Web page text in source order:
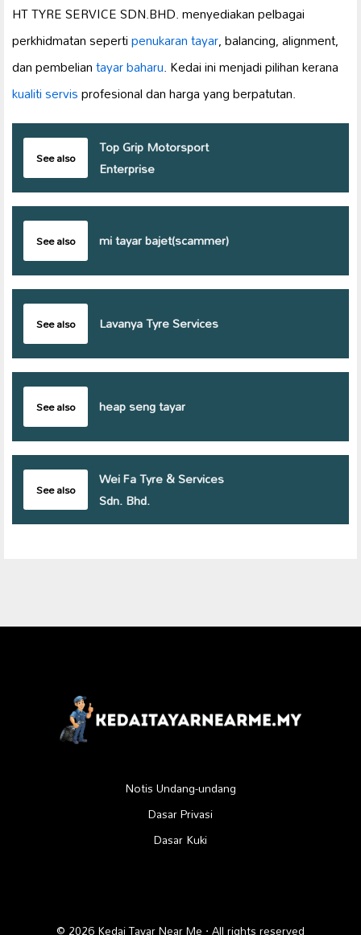
HT TYRE SERVICE SDN.BHD. menyediakan pelbagai
perkhidmatan sepertipenukaran tayar, balancing, alignment,
dan pembeliantayar baharu. Kedai ini menjadi pilihan kerana
kualiti servisprofesional dan harga yang berpatutan.
See also
Top Grip Motorsport
Enterprise
See also mi tayar bajet(scammer)
See also Lavanya Tyre Services
See also heap seng tayar
See also
Wei Fa Tyre & Services
Sdn. Bhd.
Notis Undang-undang
Dasar Privasi
Dasar Kuki